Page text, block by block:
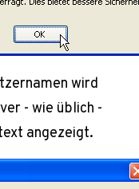
wird
- wie üblich -
angezeigt.